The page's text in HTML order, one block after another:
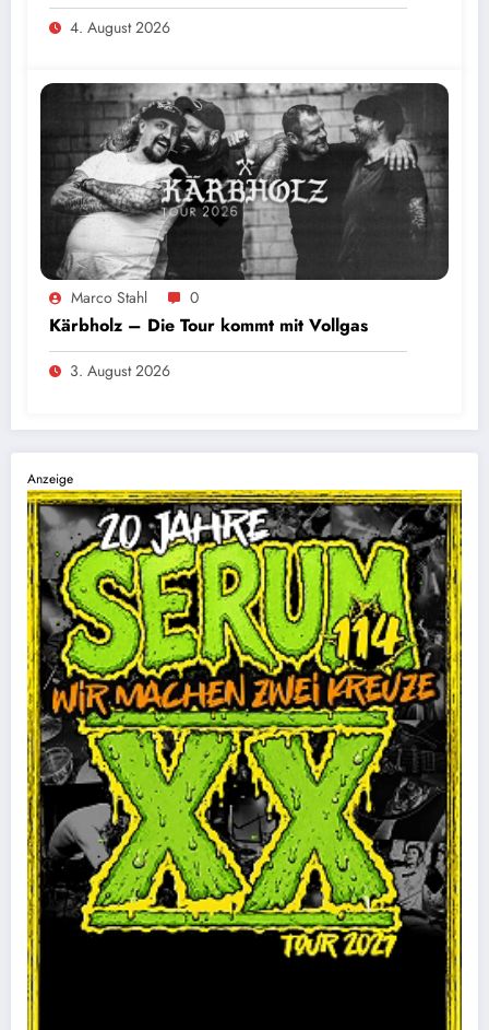
4. August 2026
Foto: Sascha Loss
Marco Stahl 0
Kärbholz – Die Tour kommt mit Vollgas
3. August 2026
Anzeige